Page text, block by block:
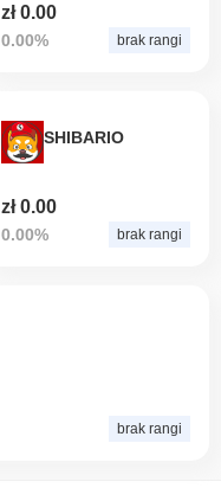
zł 0.00
0.00% brak rangi
SHIBARIO
zł 0.00
0.00% brak rangi
brak rangi